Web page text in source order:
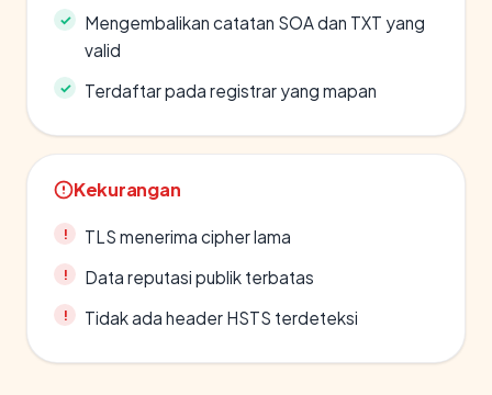
Mengembalikan catatan SOA dan TXT yang
valid
Terdaftar pada registrar yang mapan
Kekurangan
TLS menerima cipher lama
Data reputasi publik terbatas
Tidak ada header HSTS terdeteksi